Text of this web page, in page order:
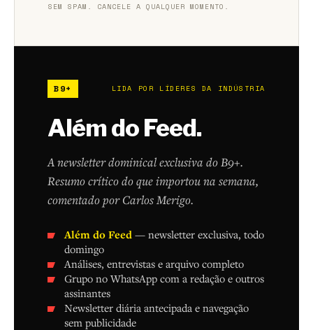
SEM SPAM. CANCELE A QUALQUER MOMENTO.
B9+ LIDA POR LÍDERES DA INDÚSTRIA
Além do Feed.
A newsletter dominical exclusiva do B9+.
Resumo crítico do que importou na semana,
comentado por Carlos Merigo.
Além do Feed — newsletter exclusiva, todo
domingo
Análises, entrevistas e arquivo completo
Grupo no WhatsApp com a redação e outros
assinantes
Newsletter diária antecipada e navegação
sem publicidade